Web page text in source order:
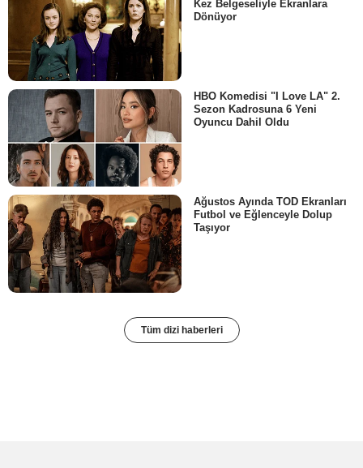
Kez Belgeseliyle Ekranlara
Dönüyor
HBO Komedisi "I Love LA" 2.
Sezon Kadrosuna 6 Yeni
Oyuncu Dahil Oldu
Ağustos Ayında TOD Ekranları
Futbol ve Eğlenceyle Dolup
Taşıyor
Tüm dizi haberleri